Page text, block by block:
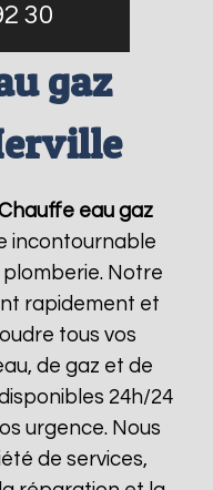
30
gaz
eau gaz
incontournable
Notre
rapidement et
tous vos
de gaz et de
24h/24
urgence. Nous
de services,